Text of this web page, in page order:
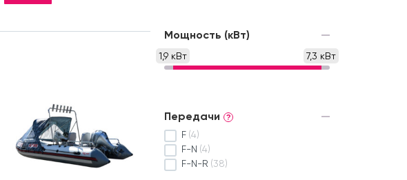
Мощность (кВт)
1,9 кВт 7,3 кВт
Передачи ?
F (4)
F-N (4)
F-N-R (38)